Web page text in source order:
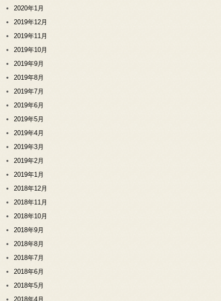
2020年1月
2019年12月
2019年11月
2019年10月
2019年9月
2019年8月
2019年7月
2019年6月
2019年5月
2019年4月
2019年3月
2019年2月
2019年1月
2018年12月
2018年11月
2018年10月
2018年9月
2018年8月
2018年7月
2018年6月
2018年5月
2018年4月